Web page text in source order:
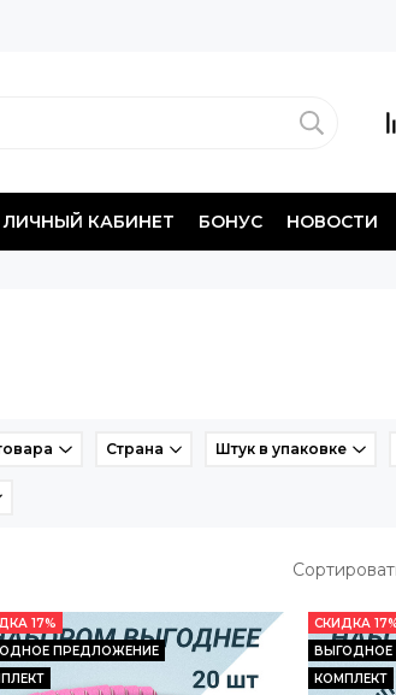
ЛИЧНЫЙ КАБИНЕТ БОНУС НОВОСТИ
Страна Штук в упаковке
17%
ПРЕДЛОЖЕНИЕ
СКИДКА
КОМПЛЕКТ